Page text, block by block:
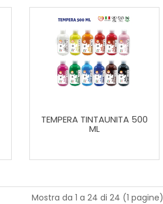
TEMPERA TINTAUNITA 500
ML
Mostra da 1 a 24 di 24 (1 pagine)